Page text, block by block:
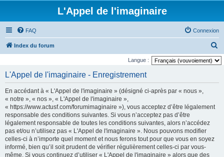
L'Appel de l'imaginaire
FAQ Connexion
Index du forum
e
Langue :
L'Appel de l'imaginaire - Enregistrement
En accédant à « L'Appel de l'imaginaire » (désigné ci-après par « nous »,
« notre », « nos », « L'Appel de l'imaginaire »,
« https://www.actusf.com/forumimaginaire »), vous acceptez d’être légalement
responsable des conditions suivantes. Si vous n’acceptez pas d’être
légalement responsable de toutes les conditions suivantes, alors n’accédez
pas et/ou n’utilisez pas « L'Appel de l'imaginaire ». Nous pouvons modifier
celles-ci à n’importe quel moment et nous ferons tout pour que vous en soyez
informé, bien qu’il soit prudent de vérifier régulièrement celles-ci par vous-
même. Si vous continuez d’utiliser « L'Appel de l'imaginaire » alors que des